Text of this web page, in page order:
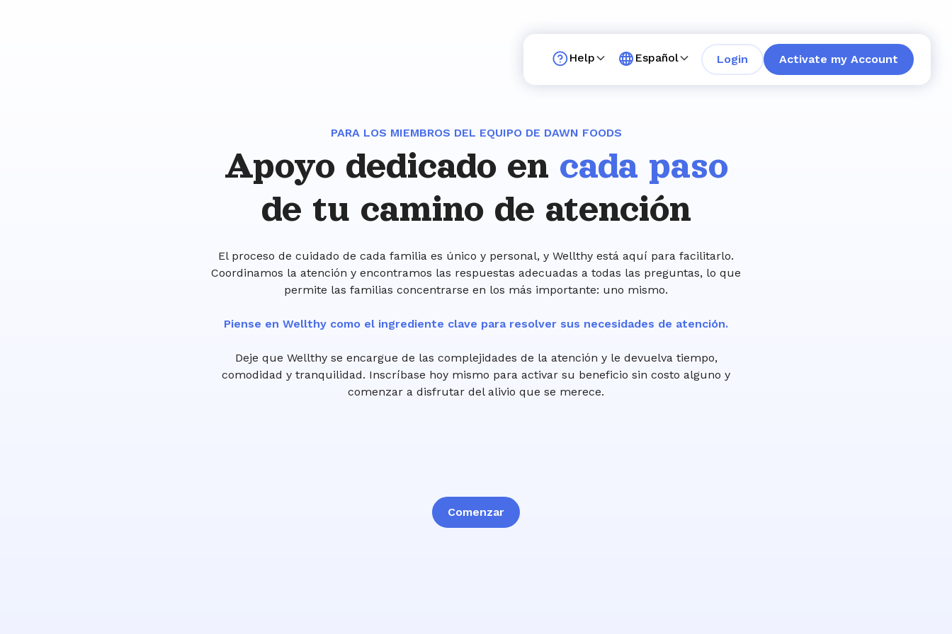
Help Español Login Activate my Account
PARA LOS MIEMBROS DEL EQUIPO DE DAWN FOODS
Apoyo dedicado en cada paso
de tu camino de atención
El proceso de cuidado de cada familia es único y personal, y Wellthy está aquí para facilitarlo.
Coordinamos la atención y encontramos las respuestas adecuadas a todas las preguntas, lo que
permite las familias concentrarse en los más importante: uno mismo.
Piense en Wellthy como el ingrediente clave para resolver sus necesidades de atención.
Deje que Wellthy se encargue de las complejidades de la atención y le devuelva tiempo,
comodidad y tranquilidad. Inscríbase hoy mismo para activar su beneficio sin costo alguno y
comenzar a disfrutar del alivio que se merece.
Comenzar